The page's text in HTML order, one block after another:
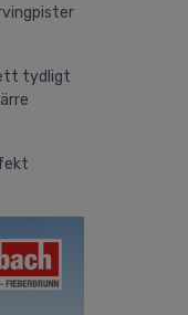
ett tydligt